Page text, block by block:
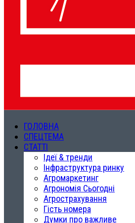
ГОЛОВНА
СПЕЦТЕМА
СТАТТІ
Ідеї & тренди
Інфраструктура ринку
Агромаркетинг
Агрономія Сьогодні
Агрострахування
Гість номера
Думки про важливе